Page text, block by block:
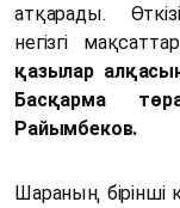
атқарады.
негізгі
қазылар
Басқарма
Райымбеков.
Шараның бірінші